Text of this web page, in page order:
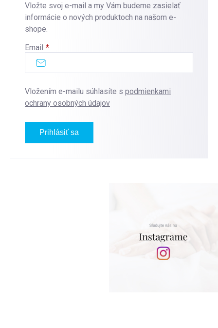
Vložte svoj e-mail a my Vám budeme zasielať
informácie o nových produktoch na našom e-
shope.
Email
Vložením e-mailu súhlasíte s podmienkami
ochrany osobných údajov
Prihlásiť sa